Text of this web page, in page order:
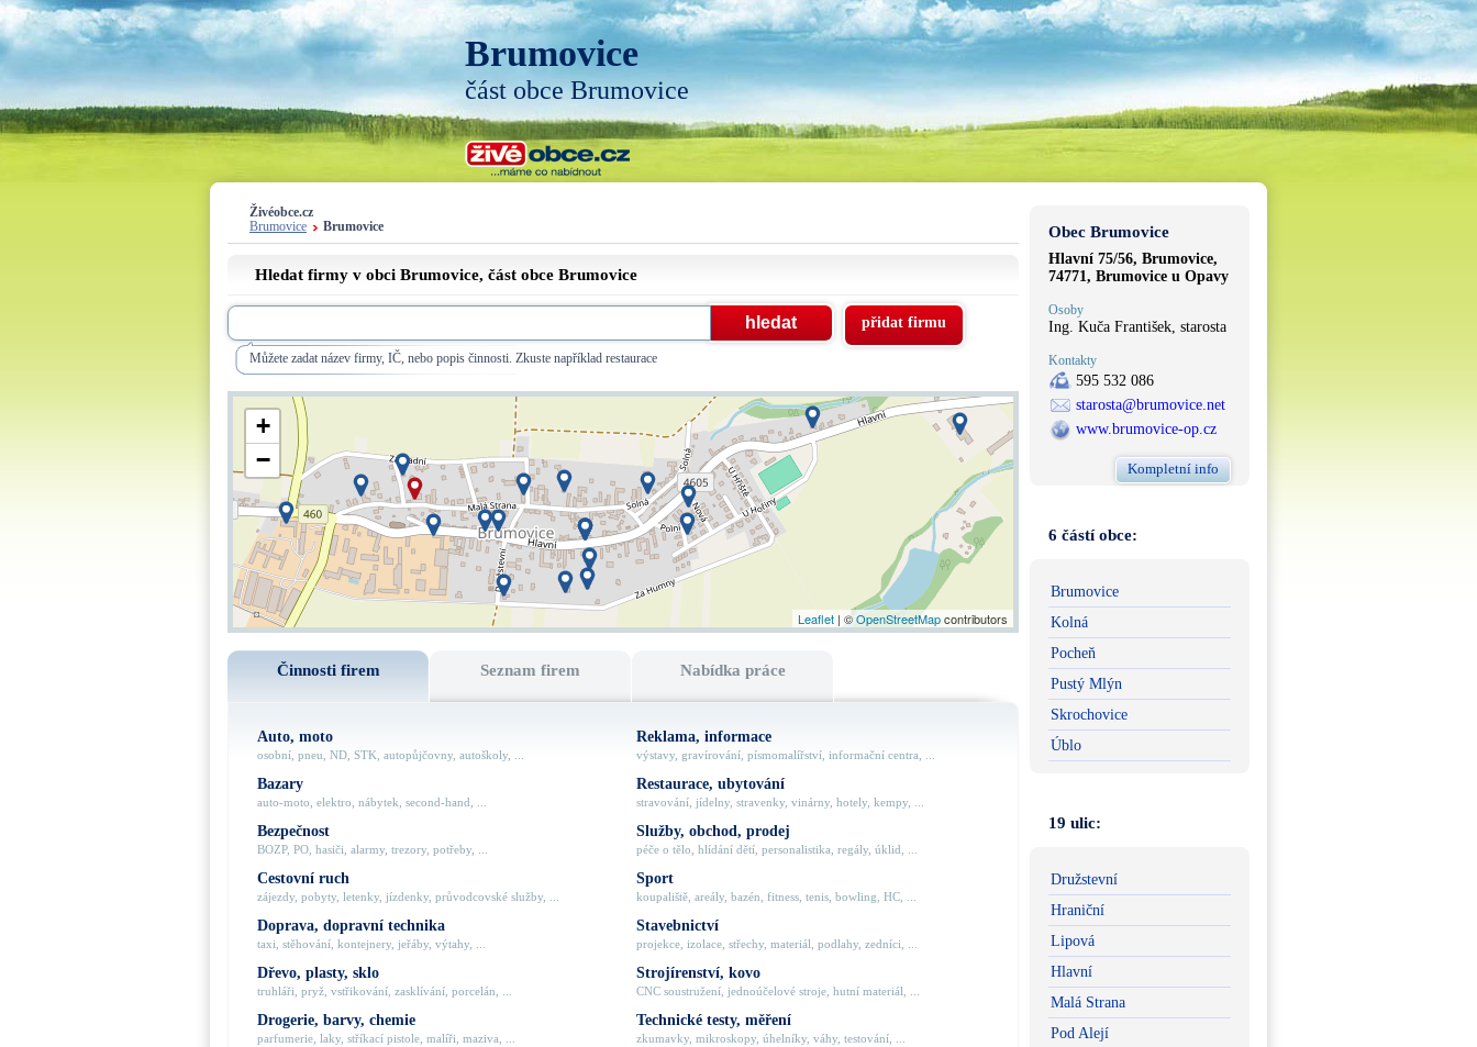
Brumovice
část obce Brumovice
Živéobce.cz
Brumovice
Brumovice
Hledat firmy v obci Brumovice, část obce Brumovice
Můžete zadat název firmy, IČ, nebo popis činnosti. Zkuste například restaurace
přidat firmu
+
−
Leaflet | ©OpenStreetMapcontributors
Činnosti firem Seznam firem Nabídka práce
Auto, moto
osobní, pneu, ND, STK, autopůjčovny, autoškoly, ...
Bazary
auto-moto, elektro, nábytek, second-hand, ...
Bezpečnost
BOZP, PO, hasiči, alarmy, trezory, potřeby, ...
Cestovní ruch
zájezdy, pobyty, letenky, jízdenky, průvodcovské služby, ...
Doprava, dopravní technika
taxi, stěhování, kontejnery, jeřáby, výtahy, ...
Dřevo, plasty, sklo
truhláři, pryž, vstřikování, zasklívání, porcelán, ...
Drogerie, barvy, chemie
parfumerie, laky, stříkací pistole, malíři, maziva, ...
Reklama, informace
výstavy, gravírování, písmomalířství, informační centra, ...
Restaurace, ubytování
stravování, jídelny, stravenky, vinárny, hotely, kempy, ...
Služby, obchod, prodej
péče o tělo, hlídání dětí, personalistika, regály, úklid, ...
Sport
koupaliště, areály, bazén, fitness, tenis, bowling, HC, ...
Stavebnictví
projekce, izolace, střechy, materiál, podlahy, zedníci, ...
Strojírenství, kovo
CNC soustružení, jednoúčelové stroje, hutní materiál, ...
Technické testy, měření
zkumavky, mikroskopy, úhelníky, váhy, testování, ...
Obec Brumovice
Hlavní 75/56, Brumovice,
74771, Brumovice u Opavy
Osoby
Ing. Kuča František, starosta
Kontakty
595 532 086
starosta@brumovice.net
www.brumovice-op.cz
Kompletní info
6 částí obce:
Brumovice
Kolná
Pocheň
Pustý Mlýn
Skrochovice
Úblo
19 ulic:
Družstevní
Hraniční
Lipová
Hlavní
Malá Strana
Pod Alejí